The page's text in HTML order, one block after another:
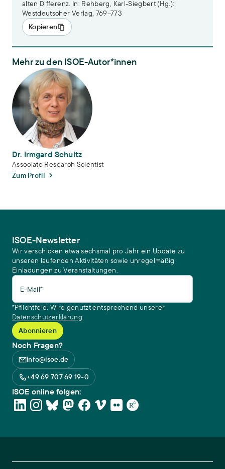
alten Differenz. In: Rehberg, Karl-Siegbert (Hg.):
Westdeutscher Verlag, 769–773
Kopieren
Mehr zu den ISOE-Autor*innen
Dr. Irmgard Schultz
Dr. Irmgard Schultz
Associate Research Scientist
Zum Profil
ISOE-Newsletter
Wir verschicken etwa sechsmal pro Jahr ein Update zu
unseren laufenden Aktivitäten sowie unregelmäßig
Einladungen zu Veranstaltungen.
E-Mail*
*Pflichtfeld. Wird genutzt entsprechend unserer
Datenschutzerklärung.
Noch Fragen?
info@isoe.de
+49 69 707 69 19-0
ISOE online folgen: